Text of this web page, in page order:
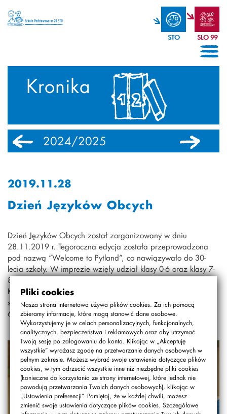
Pliki cookies
Nasza strona internetowa używa plików cookies. Za ich pomocą
zbieramy informacje, które mogą stanowić dane osobowe.
Wykorzystujemy je w celach personalizacyjnych, funkcjonalnych,
analitycznych, bezpieczeństwa i reklamowych oraz aby utrzymać
Twoją sesję po zalogowaniu do konta. Klikając w „Akceptuję
wszystkie” wyrażasz zgodę na przetwarzanie danych osobowych w
pełnym zakresie. Możesz wybrać swoje ustawienia dotyczące plików
cookies, w tym odrzucić wszystkie inne niż niezbędne pliki cookies
(konieczne do korzystania ze strony internetowej, które jednak nie
powodują przetwarzania Twoich danych osobowych), klikając w
„Ustawienia preferencji”. Pamiętaj, że w każdej chwili, możesz
zmienić swoje ustawienia dotyczące plików cookies. Szczegółowe
STO SLO 99
Kronika
2024/2025 2023/2024
2019.11.28
Dzień Języków Obcych
Dzień Języków Obcych został zorganizowany w dniu
28.11.2019 r. Tegoroczna edycja została przeprowadzona
pod nazwą “Welcome to Pytland”, co nawiązywało do 30-
lecia szkoły. W imprezie wzięły udział klasy 0-6 oraz klasy 7-
8, które przeprowadzały swoje punkty w określonych klasach.
Klasy 0-3 dostały od organizatorów upominki, który miały
stanowić nagrodę za udział w imprezie. Natomiast klasy 4 –
6 konkurowały ze sobą, zbierając punkty.